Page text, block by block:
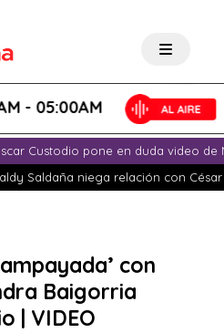
05:00AM
Custodio pone en duda video de
Saldaña niega relación con
con
Baigorria
| VIDEO